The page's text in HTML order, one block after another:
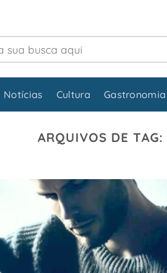
Notícias Cultura Gastronomia
ARQUIVOS DE TAG: